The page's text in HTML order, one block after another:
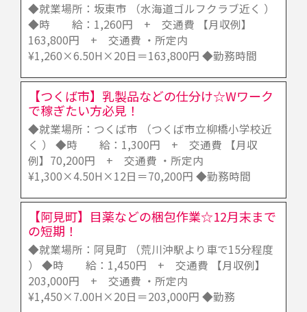
◆就業場所：坂東市 （水海道ゴルフクラブ近く ）
◆時 給：1,260円 + 交通費 【月収例】
163,800円 + 交通費 ・所定内
¥1,260×6.50H×20日＝163,800円 ◆勤務時間
【つくば市】乳製品などの仕分け☆Wワーク
で稼ぎたい方必見！
◆就業場所：つくば市 （つくば市立柳橋小学校近
く ） ◆時 給：1,300円 + 交通費 【月収
例】70,200円 + 交通費 ・所定内
¥1,300×4.50H×12日＝70,200円 ◆勤務時間
【阿見町】目薬などの梱包作業☆12月末まで
の短期！
◆就業場所：阿見町 （荒川沖駅より車で15分程度
） ◆時 給：1,450円 + 交通費 【月収例】
203,000円 + 交通費 ・所定内
¥1,450×7.00H×20日＝203,000円 ◆勤務